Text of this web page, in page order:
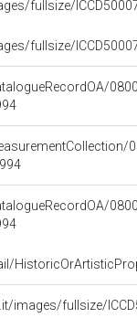
fullsize/
fullsize/
images/fullsize/